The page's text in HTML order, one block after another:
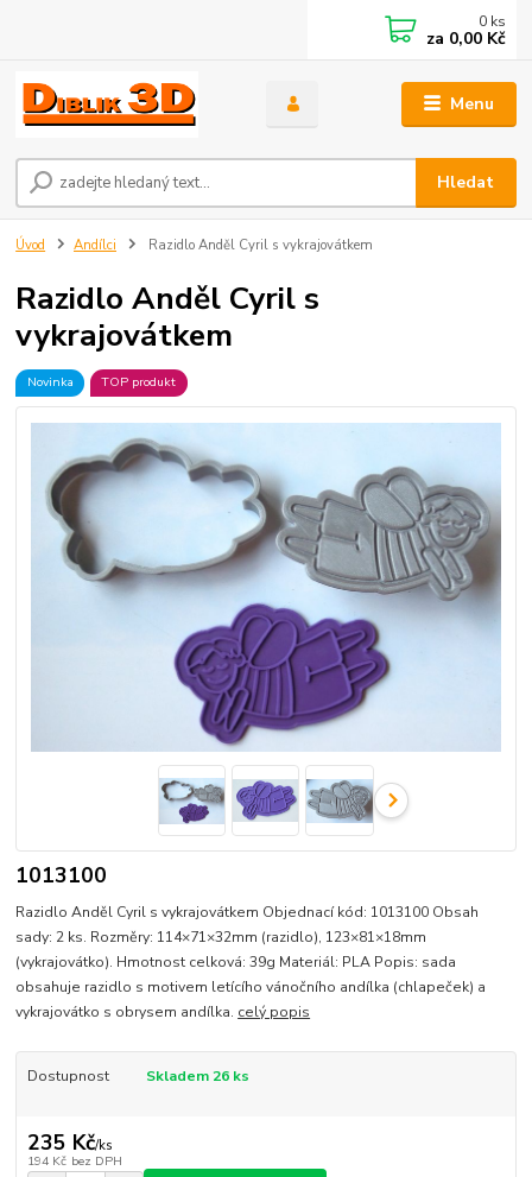
Menu
Hledat
0 ks
za 0,00 Kč
Úvod Andílci Razidlo Anděl Cyril s vykrajovátkem
Razidlo Anděl Cyril s
vykrajovátkem
Novinka TOP produkt
1013100
Razidlo Anděl Cyril s vykrajovátkem Objednací kód: 1013100 Obsah
sady: 2 ks. Rozměry: 114×71×32mm (razidlo), 123×81×18mm
(vykrajovátko). Hmotnost celková: 39g Materiál: PLA Popis: sada
obsahuje razidlo s motivem letícího vánočního andílka (chlapeček) a
vykrajovátko s obrysem andílka. celý popis
Dostupnost Skladem 26 ks
235 Kč/ks
194 Kč bez DPH